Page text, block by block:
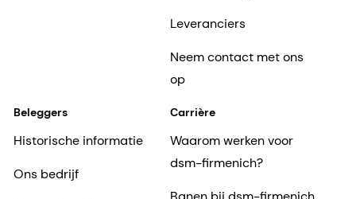
Leveranciers
Neem contact met ons
op
Beleggers
Historische informatie
Ons bedrijf
Carrière
Waarom werken voor
dsm-firmenich?